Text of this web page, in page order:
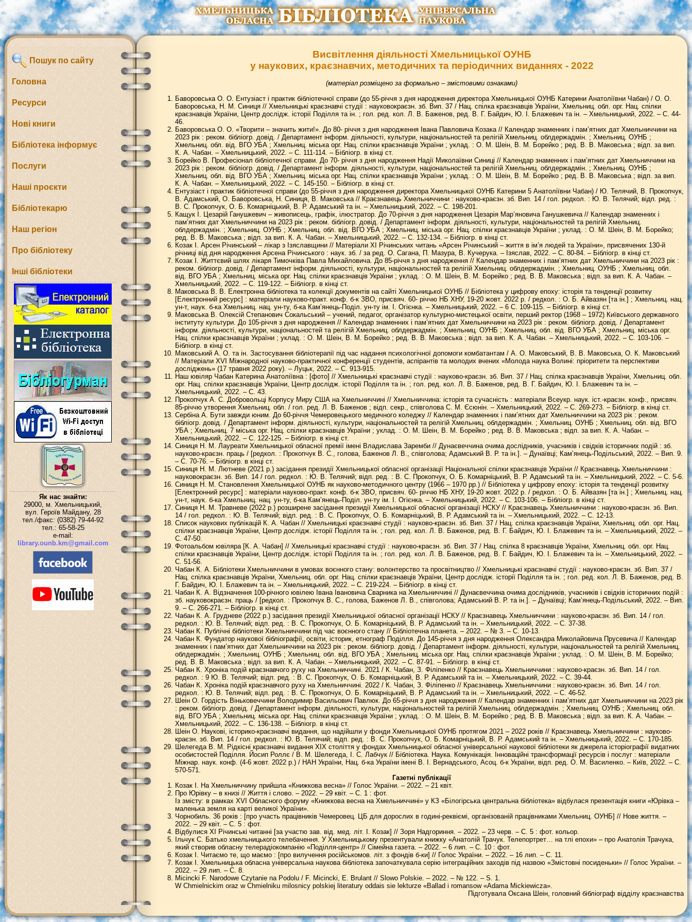
Пошук по сайту
Головна
Ресурси
Нові книги
Бібліотека інформує
Послуги
Наші проєкти
Бібліотекарю
Наш регіон
Про бібліотеку
Інші бібліотеки
Як нас знайти:
29000, м. Хмельницький,
вул. Героїв Майдану, 28
тел./факс: (0382) 79-44-92
тел.: 65-58-25
e-mail:
library.ounb.km@gmail.com
Висвітлення діяльності Хмельницької ОУНБ
у наукових, краєзнавчих, методичних та періодичних виданнях - 2022
(матеріал розміщено за формально – змістовими ознаками)
Баворовська О. О. Ентузіаст і практик бібліотечної справи (до 55-річчя з дня народження директора Хмельницької ОУНБ Катерини Анатоліївни Чабан) / О. О.
Баворовська, Н. М. Синиця // Хмельницькі краєзнавчі студії : науковокраєзн. зб. Вип. 37 / Нац. спілка краєзнавців України, Хмельниц. обл. орг. Нац. спілки
краєзнавців України, Центр дослідж. історії Поділля та ін. ; гол. ред. кол. Л. В. Баженов, ред. В. Г. Байдич, Ю. І. Блажевич та ін. – Хмельницький, 2022. – С. 44-
46.
Баворовська О. О. «Творити – значить жити!». До 80- річчя з дня народження Івана Павловича Козака // Календар знаменних і пам’ятних дат Хмельниччини на
2023 рік : реком. бібліогр. довід. / Департамент інформ. діяльності, культури, національностей та релігій Хмельниц. облдержадмін. ; Хмельниц. ОУНБ ;
Хмельниц. обл. від. ВГО УБА ; Хмельниц. міська орг. Нац. спілки краєзнавців України ; уклад. : О. М. Шеін, В. М. Борейко ; ред. В. В. Маковська ; відп. за вип.
К. А. Чабан. – Хмельницький, 2022. – С. 111-114. – Бібліогр. в кінці ст.
Борейко В. Професіонал бібліотечної справи. До 70- річчя з дня народження Надії Миколаївни Синиці // Календар знаменних і пам’ятних дат Хмельниччини на
2023 рік : реком. бібліогр. довід. / Департамент інформ. діяльності, культури, національностей та релігій Хмельниц. облдержадмін. ; Хмельниц. ОУНБ ;
Хмельниц. обл. від. ВГО УБА ; Хмельниц. міська орг. Нац. спілки краєзнавців України ; уклад. : О. М. Шеін, В. М. Борейко ; ред. В. В. Маковська ; відп. за вип.
К. А. Чабан. – Хмельницький, 2022. – С. 145-150. – Бібліогр. в кінці ст.
Ентузіаст і практик бібліотечної справи (до 55-річчя з дня народження директора Хмельницької ОУНБ Катерини 5 Анатоліївни Чабан) / Ю. Телячий, В. Прокопчук,
В. Адамський, О. Баворовська, Н. Синиця, В. Маковська // Краєзнавець Хмельниччини : науково-краєзн. зб. Вип. 14 / гол. редкол. : Ю. В. Телячий; відп. ред. :
В. С. Прокопчук, О. Б. Комарніцький, В. Р. Адамський та ін. – Хмельницький, 2022. – С. 198-201.
Кащук І. Цезарій Ганушкевич – живописець, графік, ілюстратор. До 70-річчя з дня народження Цезарія Мар’яновича Ганушкевича // Календар знаменних і
пам’ятних дат Хмельниччини на 2023 рік : реком. бібліогр. довід. / Департамент інформ. діяльності, культури, національностей та релігій Хмельниц.
облдержадмін. ; Хмельниц. ОУНБ ; Хмельниц. обл. від. ВГО УБА ; Хмельниц. міська орг. Нац. спілки краєзнавців України ; уклад. : О. М. Шеін, В. М. Борейко;
ред. В. В. Маковська ; відп. за вип. К. А. Чабан. – Хмельницький, 2022. – С. 132-134. – Бібліогр. в кінці ст.
Козак І. Арсен Річинський – лікар з Ізяславщини // Матеріали ХІ Річинських читань «Арсен Річинський – життя в ім’я людей та України», присвячених 130-й
річниці від дня народження Арсена Річинського : наук. зб. / за ред. О. Сагана, П. Мазура, В. Кучерука. – Ізяслав, 2022. – С. 80-84. – Бібліогр. в кінці ст.
Козак І. Життєвий шлях лікаря Тимочківа Павла Михайловича. До 85-річчя з дня народження // Календар знаменних і пам’ятних дат Хмельниччини на 2023 рік :
реком. бібліогр. довід. / Департамент інформ. діяльності, культури, національностей та релігій Хмельниц. облдержадмін. ; Хмельниц. ОУНБ ; Хмельниц. обл.
від. ВГО УБА ; Хмельниц. міська орг. Нац. спілки краєзнавців України ; уклад. : О. М. Шеін, В. М. Борейко ; ред. В. В. Маковська ; відп. за вип. К. А. Чабан. –
Хмельницький, 2022. – С. 119-122. – Бібліогр. в кінці ст.
Маковська В. В. Електронна бібліотека та колекції документів на сайті Хмельницької ОУНБ // Бiблiотека у цифрову епоху: історія та тенденцiї розвитку
[Електронний ресурс] : матеріали науково-практ. конф. б-к ЗВО, присвяч. 60- річчю НБ ХНУ, 19-20 жовт. 2022 р. / редкол. : О. Б. Айвазян [та ін.] ; Хмельниц. нац.
ун-т, наук. б-ка Хмельниц. нац. ун-ту, б-ка Кам’янець-Поділ. ун-ту ім. І. Огієнка. – Хмельницький, 2022. – 6 С. 109-115. – Бібліогр. в кінці ст.
Маковська В. Олексій Степанович Сокальський – учений, педагог, організатор культурно-мистецької освіти, перший ректор (1968 – 1972) Київського державного
інституту культури. До 105-річчя з дня народження // Календар знаменних і пам’ятних дат Хмельниччини на 2023 рік : реком. бібліогр. довід. / Департамент
інформ. діяльності, культури, національностей та релігій Хмельниц. облдержадмін. ; Хмельниц. ОУНБ ; Хмельниц. обл. від. ВГО УБА ; Хмельниц. міська орг.
Нац. спілки краєзнавців України ; уклад. : О. М. Шеін, В. М. Борейко ; ред. В. В. Маковська ; відп. за вип. К. А. Чабан. – Хмельницький, 2022. – С. 103-106. –
Бібліогр. в кінці ст.
Маковський А. О. та ін. Застосування бібліотерапії під час надання психологічної допомоги комбатантам / А. О. Маковський, В. В. Маковська, О. К. Маковський
// Матеріали ХVІ Міжнародної науково-практичної конференції студентів, аспірантів та молодих вчених «Молода наука Волині: пріоритети та перспективи
досліджень» (17 травня 2022 року). – Луцьк, 2022. – С. 913-915.
Наш ювіляр Чабан Катерина Анатоліївна : [фото] // Хмельницькі краєзнавчі студії : науково-краєзн. зб. Вип. 37 / Нац. спілка краєзнавців України, Хмельниц. обл.
орг. Нац. спілки краєзнавців України, Центр дослідж. історії Поділля та ін. ; гол. ред. кол. Л. В. Баженов, ред. В. Г. Байдич, Ю. І. Блажевич та ін. –
Хмельницький, 2022. – С. 43.
Прокопчук А. С. Добровольці Корпусу Миру США на Хмельниччині // Хмельниччина: історія та сучасність : матеріали Всеукр. наук. іст.-краєзн. конф., присвяч.
85-річчю утворення Хмельниц. обл. / гол. ред. Л. В. Баженов ; відп. секр., співголова С. М. Єсюнін. – Хмельницький, 2022. – С. 269-273. – Бібліогр. в кінці ст.
Сербіна А. Бути завжди юним. До 60-річчя Чемеровецького медичного коледжу // Календар знаменних і пам’ятних дат Хмельниччини на 2023 рік : реком.
бібліогр. довід. / Департамент інформ. діяльності, культури, національностей та релігій Хмельниц. облдержадмін. ; Хмельниц. ОУНБ ; Хмельниц. обл. від. ВГО
УБА ; Хмельниц. 7 міська орг. Нац. спілки краєзнавців України ; уклад. : О. М. Шеін, В. М. Борейко ; ред. В. В. Маковська ; відп. за вип. К. А. Чабан. –
Хмельницький, 2022. – С. 122-125. – Бібліогр. в кінці ст.
Синиця Н. М. Лауреати Хмельницької обласної премії імені Владислава Заремби // Дунаєвеччина очима дослідників, учасників і свідків історичних подій : зб.
науково-краєзн. праць / [редкол. : Прокопчук В. С., голова, Баженов Л. В., співголова; Адамський В. Р. та ін.]. – Дунаївці; Кам’янець-Подільський, 2022. – Вип. 9.
– С. 70-76. – Бібліогр. в кінці ст.
Синиця Н. М. Лютневе (2021 р.) засідання президії Хмельницької обласної організації Національної спілки краєзнавців України // Краєзнавець Хмельниччини :
науковокраєзн. зб. Вип. 14 / гол. редкол. : Ю. В. Телячий; відп. ред. : В. С. Прокопчук, О. Б. Комарніцький, В. Р. Адамський та ін. – Хмельницький, 2022. – С. 5-6.
Синиця Н. М. Становлення Хмельницької ОУНБ як науково-методичного центру (1966 – 1970 рр.) // Бiблiотека у цифрову епоху: історія та тенденцiї розвитку
[Електронний ресурс] : матеріали науково-практ. конф. б-к ЗВО, присвяч. 60- річчю НБ ХНУ, 19-20 жовт. 2022 р. / редкол. : О. Б. Айвазян [та ін.] ; Хмельниц. нац.
ун-т, наук. б-ка Хмельниц. нац. ун-ту, б-ка Кам’янець-Поділ. ун-ту ім. І. Огієнка. – Хмельницький, 2022. – С. 103-106. – Бібліогр. в кінці ст.
Синиця Н. М. Травневе (2022 р.) розширене засідання президії Хмельницької обласної організації НСКУ // Краєзнавець Хмельниччини : науково-краєзн. зб. Вип.
14 / гол. редкол. : Ю. В. Телячий; відп. ред. : В. С. Прокопчук, О. Б. Комарніцький, В. Р. Адамський та ін. – Хмельницький, 2022. – С. 12-13.
Список наукових публікацій К. А. Чабан // Хмельницькі краєзнавчі студії : науково-краєзн. зб. Вип. 37 / Нац. спілка краєзнавців України, Хмельниц. обл. орг. Нац.
спілки краєзнавців України, Центр дослідж. історії Поділля та ін. ; гол. ред. кол. Л. В. Баженов, ред. В. Г. Байдич, Ю. І. Блажевич та ін. – Хмельницький, 2022. –
С. 47-50.
Фотоальбом ювіляра [К. А. Чабан] // Хмельницькі краєзнавчі студії : науково-краєзн. зб. Вип. 37 / Нац. спілка 8 краєзнавців України, Хмельниц. обл. орг. Нац.
спілки краєзнавців України, Центр дослідж. історії Поділля та ін. ; гол. ред. кол. Л. В. Баженов, ред. В. Г. Байдич, Ю. І. Блажевич та ін. – Хмельницький, 2022. –
С. 51-56.
Чабан К. А. Бібліотеки Хмельниччини в умовах воєнного стану: волонтерство та просвітництво // Хмельницькі краєзнавчі студії : науково-краєзн. зб. Вип. 37 /
Нац. спілка краєзнавців України, Хмельниц. обл. орг. Нац. спілки краєзнавців України, Центр дослідж. історії Поділля та ін. ; гол. ред. кол. Л. В. Баженов, ред. В.
Г. Байдич, Ю. І. Блажевич та ін. – Хмельницький, 2022. – С. 219-224. – Бібліогр. в кінці ст.
Чабан К. А. Відзначення 100-річного ювілею Івана Івановича Сварника на Хмельниччині // Дунаєвеччина очима дослідників, учасників і свідків історичних подій :
зб. науковокраєзн. праць / [редкол. : Прокопчук В. С., голова, Баженов Л. В., співголова; Адамський В. Р. та ін.]. – Дунаївці; Кам’янець-Подільський, 2022. – Вип.
9. – С. 266-271. – Бібліогр. в кінці ст.
Чабан К. А. Грудневе (2022 р.) засідання президії Хмельницької обласної організації НСКУ // Краєзнавець Хмельниччини : науково-краєзн. зб. Вип. 14 / гол.
редкол. : Ю. В. Телячий; відп. ред. : В. С. Прокопчук, О. Б. Комарніцький, В. Р. Адамський та ін. – Хмельницький, 2022. – С. 37-38.
Чабан К. Публічні бібліотеки Хмельниччини під час воєнного стану // Бібліотечна планета. – 2022. – № 3. – С. 10-13.
Чабан К. Фундатор наукової бібліографії, освіти, історик, етнограф Поділля. До 145-річчя з дня народження Олександра Миколайовича Прусевича // Календар
знаменних і пам’ятних дат Хмельниччини на 2023 рік : реком. бібліогр. довід. / Департамент інформ. діяльності, культури, національностей та релігій Хмельниц.
облдержадмін. ; Хмельниц. ОУНБ ; Хмельниц. обл. від. ВГО УБА ; Хмельниц. міська орг. Нац. спілки краєзнавців України ; уклад. : О. М. Шеін, В. М. Борейко;
ред. В. В. Маковська ; відп. за вип. К. А. Чабан. – Хмельницький, 2022. – С. 87-91. – Бібліогр. в кінці ст.
Чабан К. Хроніка подій краєзнавчого руху на Хмельниччині. 2021 / К. Чабан, З. Філіпенко // Краєзнавець Хмельниччини : науково-краєзн. зб. Вип. 14 / гол.
редкол. : 9 Ю. В. Телячий; відп. ред. : В. С. Прокопчук, О. Б. Комарніцький, В. Р. Адамський та ін. – Хмельницький, 2022. – С. 39-44.
Чабан К. Хроніка подій краєзнавчого руху на Хмельниччині. 2022 / К. Чабан, З. Філіпенко // Краєзнавець Хмельниччини : науково-краєзн. зб. Вип. 14 / гол.
редкол. : Ю. В. Телячий; відп. ред. : В. С. Прокопчук, О. Б. Комарніцький, В. Р. Адамський та ін. – Хмельницький, 2022. – С. 46-52.
Шеін О. Гордість Віньковеччини Володимир Васильович Павлюк. До 65-річчя з дня народження // Календар знаменних і пам’ятних дат Хмельниччини на 2023 рік
: реком. бібліогр. довід. / Департамент інформ. діяльності, культури, національностей та релігій Хмельниц. облдержадмін. ; Хмельниц. ОУНБ ; Хмельниц. обл.
від. ВГО УБА ; Хмельниц. міська орг. Нац. спілки краєзнавців України ; уклад. : О. М. Шеін, В. М. Борейко ; ред. В. В. Маковська ; відп. за вип. К. А. Чабан. –
Хмельницький, 2022. – С. 136-138. – Бібліогр. в кінці ст.
Шеін О. Наукові, історико-краєзнавчі видання, що надійшли у фонди Хмельницької ОУНБ протягом 2021 – 2022 років // Краєзнавець Хмельниччини : науково-
краєзн. зб. Вип. 14 / гол. редкол. : Ю. В. Телячий; відп. ред. : В. С. Прокопчук, О. Б. Комарніцький, В. Р. Адамський та ін. – Хмельницький, 2022. – С. 170-185.
Шелегеда В. М. Рідкісні краєзнавчі видання ХІХ століття у фондах Хмельницької обласної універсальної наукової бібліотеки як джерела історіографії видатних
особистостей Поділля. Йосип Роллє / В. М. Шелегеда, І. С. Лабчук // Бібліотека. Наука. Комунікація. Інноваційні трансформації ресурсів і послуг : матеріали
Міжнар. наук. конф. (4-6 жовт. 2022 р.) / НАН України, Нац. б-ка України імені В. І. Вернадського, Асоц. б-к України, відп. ред. О. М. Василенко. – Київ, 2022. – С.
570-571.
Газетні публікації
Козак І. На Хмельниччину прийшла «Книжкова весна» // Голос України. – 2022. – 21 квіт.
Про Юрівку – в книзі // Життя і слово. – 2022. – 29 квіт. – С. 1 : фот.
Із змісту: в рамках XVI Обласного форуму «Книжкова весна на Хмельниччині» у КЗ «Білогірська центральна бібліотека» відбулася презентація книги «Юрівка –
маленька земля на карті великої України».
Чорнобиль. 36 років : [про участь працівників Чемеровец. ЦБ для дорослих в годині-реквіємі, організованій працівниками Хмельниц. ОУНБ] // Нове життя. –
2022. – 29 квіт. – С. 5 : фот.
Відбулися XI Річинські читанні [за участю зав. від. мед. літ. І. Козак] // Зоря Надгориння. – 2022. – 23 черв. – С. 5 : фот. кольор.
Ільчук С. Батько хмельницького телебачення. У Хмельницькому презентували книжку «Анатолій Трачук. Телепортрет… на тлі епохи» – про Анатолія Трачука,
який створив обласну телерадіокомпанію «Поділля-центр» // Сімейна газета. – 2022. – 6 лип. – С. 10 : фот.
Козак І. Читаємо те, що маємо : [про вилучення російськомов. літ. з фондів б-ки] // Голос України. – 2022. – 16 лип. – С. 11.
Козак І. Хмельницька обласна універсальна наукова бібліотека започаткувала серію інтеграційних заходів під назвою «Змістовні посиденьки» // Голос України. –
2022. – 29 лип. – С. 8.
Micincki F. Narodowe Czytanie na Podolu / F. Micincki, E. Brulant // Slowo Polskie. – 2022. – № 122. – S. 1.
W Chmielnickim oraz w Chmielniku milosnicy polskiej literatury oddais sie lekturze «Ballad i romansow «Adama Mickiewicza».
Підготувала Оксана Шеін, головний бібліограф відділу краєзнавства